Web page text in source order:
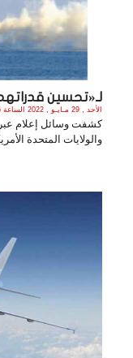
لـ«تحسين
الأحد , 29 مـايـو , 2022 الساعة 11:13:26 PM
كشفت وسائل إعلام
والولايات المتحدة